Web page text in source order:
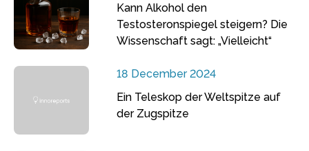
Kann Alkohol den
Testosteronspiegel steigern? Die
Wissenschaft sagt: „Vielleicht“
18 December 2024
Ein Teleskop der Weltspitze auf
der Zugspitze